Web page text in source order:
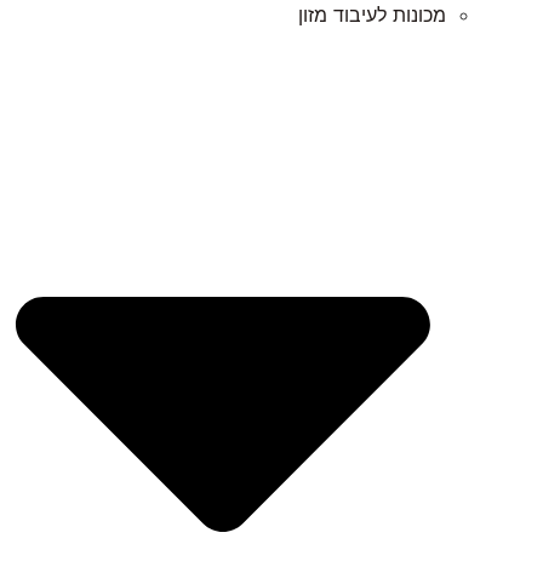
מכונות לעיבוד מזון